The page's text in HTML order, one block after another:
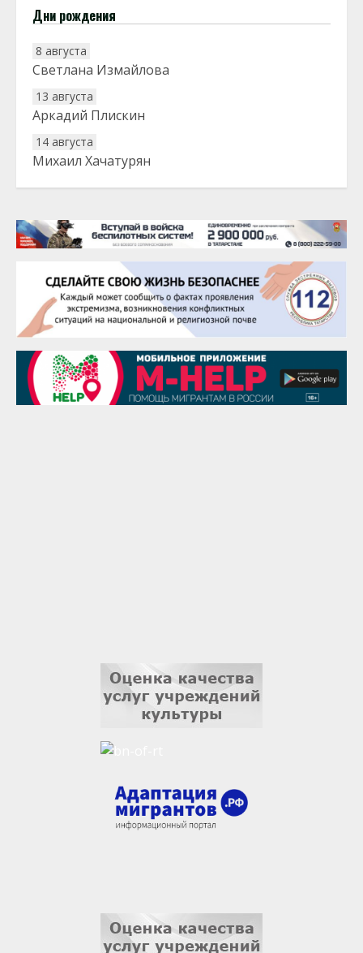
Дни рождения
8 августа
Светлана Измайлова
13 августа
Аркадий Плискин
14 августа
Михаил Хачатурян
20 августа
22 августа
Евгений Ефимов
25 августа
Сэсэгма Бубеева
28 августа
Чингиз Мустафаев
29 августа
Надежда Рослова